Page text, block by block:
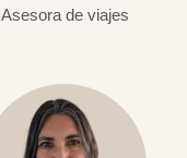
Asesora de viajes